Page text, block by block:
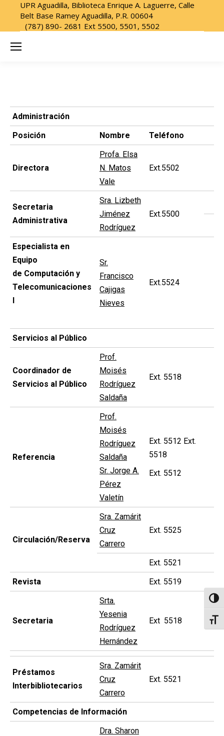
UPR Aguadilla, Biblioteca Enrique A. Laguerre, Calle
Belt Base Ramey Aguadilla, P.R. 00604
(787) 890- 2681 Ext 5500, 5501, 5502
Administración
Posición
Nombre Teléfono
Directora
Profa. Elsa
N. Matos
Vale
Ext.5502
Secretaria
Administrativa
Sra. Lizbeth
Jiménez
Rodríguez
Ext.5500
Especialista en
Equipo
de Computación y
Telecomunicaciones
I
Sr.
Francisco
Cajigas
Nieves
Ext.5524
Servicios al Público
Coordinador de
Servicios al Público
Prof.
Moisés
Rodríguez
Saldaña
Ext. 5518
Referencia
Prof.
Moisés
Rodríguez
Saldaña
Sr. Jorge A.
Pérez
Valetín
Ext. 5512 Ext.
5518
Ext. 5512
Circulación/Reserva
Sra. Zamárit
Cruz
Carrero
Ext. 5525
Ext. 5521
Revista
Ext. 5519
Secretaria
Srta.
Yesenia
Rodríguez
Hernández
Ext 5518
Préstamos
Interbibliotecarios
Sra. Zamárit
Cruz
Carrero
Ext. 5521
Competencias de Información
Dra. Sharon